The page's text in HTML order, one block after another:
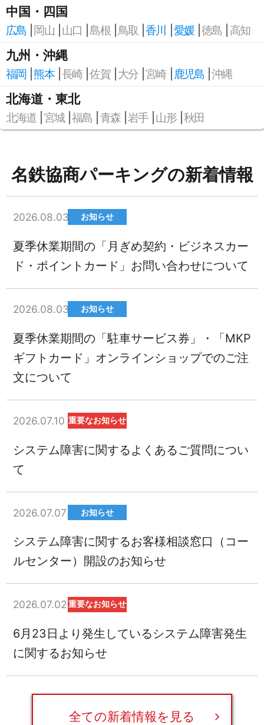
中国・四国
広島 岡山 山口 島根 鳥取 香川 愛媛 徳島 高知
九州・沖縄
福岡 熊本 長崎 佐賀 大分 宮崎 鹿児島 沖縄
北海道・東北
北海道 宮城 福島 青森 岩手 山形 秋田
名鉄協商パーキングの新着情報
2026.08.03 お知らせ
夏季休業期間の「月ぎめ契約・ビジネスカー
ド・ポイントカード」お問い合わせについて
2026.08.03 お知らせ
夏季休業期間の「駐車サービス券」・「MKP
ギフトカード」オンラインショップでのご注
文について
2026.07.10 重要なお知らせ
システム障害に関するよくあるご質問につい
て
2026.07.07 お知らせ
システム障害に関するお客様相談窓口（コー
ルセンター）開設のお知らせ
2026.07.02 重要なお知らせ
6月23日より発生しているシステム障害発生
に関するお知らせ
全ての新着情報を見る